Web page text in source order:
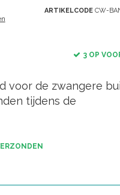
ARTIKELCODECW-
3 OP
voor de zwangere
tijdens de